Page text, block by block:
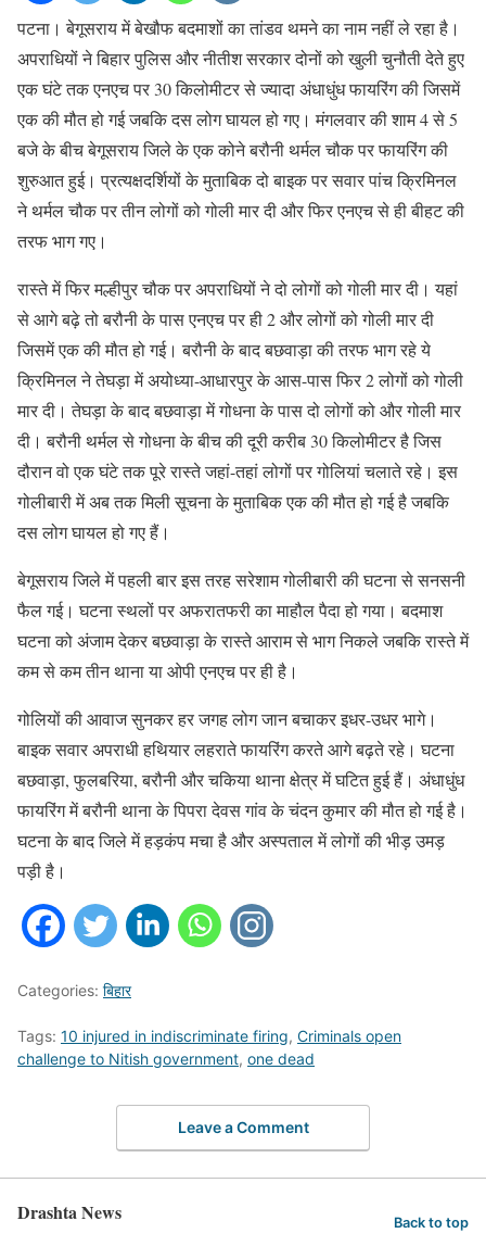
पटना। बेगूसराय में बेखौफ बदमाशों का तांडव थमने का नाम नहीं ले रहा है।
अपराधियों ने बिहार पुलिस और नीतीश सरकार दोनों को खुली चुनौती देते हुए
एक घंटे तक एनएच पर 30 किलोमीटर से ज्यादा अंधाधुंध फायरिंग की जिसमें
एक की मौत हो गई जबकि दस लोग घायल हो गए। मंगलवार की शाम 4 से 5
बजे के बीच बेगूसराय जिले के एक कोने बरौनी थर्मल चौक पर फायरिंग की
शुरुआत हुई। प्रत्यक्षदर्शियों के मुताबिक दो बाइक पर सवार पांच क्रिमिनल
ने थर्मल चौक पर तीन लोगों को गोली मार दी और फिर एनएच से ही बीहट की
तरफ भाग गए।
रास्ते में फिर मल्हीपुर चौक पर अपराधियों ने दो लोगों को गोली मार दी। यहां
से आगे बढ़े तो बरौनी के पास एनएच पर ही 2 और लोगों को गोली मार दी
जिसमें एक की मौत हो गई। बरौनी के बाद बछवाड़ा की तरफ भाग रहे ये
क्रिमिनल ने तेघड़ा में अयोध्या-आधारपुर के आस-पास फिर 2 लोगों को गोली
मार दी। तेघड़ा के बाद बछवाड़ा में गोधना के पास दो लोगों को और गोली मार
दी। बरौनी थर्मल से गोधना के बीच की दूरी करीब 30 किलोमीटर है जिस
दौरान वो एक घंटे तक पूरे रास्ते जहां-तहां लोगों पर गोलियां चलाते रहे। इस
गोलीबारी में अब तक मिली सूचना के मुताबिक एक की मौत हो गई है जबकि
दस लोग घायल हो गए हैं।
बेगूसराय जिले में पहली बार इस तरह सरेशाम गोलीबारी की घटना से सनसनी
फैल गई। घटना स्थलों पर अफरातफरी का माहौल पैदा हो गया। बदमाश
घटना को अंजाम देकर बछवाड़ा के रास्ते आराम से भाग निकले जबकि रास्ते में
कम से कम तीन थाना या ओपी एनएच पर ही है।
गोलियों की आवाज सुनकर हर जगह लोग जान बचाकर इधर-उधर भागे।
बाइक सवार अपराधी हथियार लहराते फायरिंग करते आगे बढ़ते रहे। घटना
बछवाड़ा, फुलबरिया, बरौनी और चकिया थाना क्षेत्र में घटित हुई हैं। अंधाधुंध
फायरिंग में बरौनी थाना के पिपरा देवस गांव के चंदन कुमार की मौत हो गई है।
घटना के बाद जिले में हड़कंप मचा है और अस्पताल में लोगों की भीड़ उमड़
पड़ी है।
Categories: बिहार
Tags: 10 injured in indiscriminate firing, Criminals open
challenge to Nitish government, one dead
Leave a Comment
Drashta News Back to top